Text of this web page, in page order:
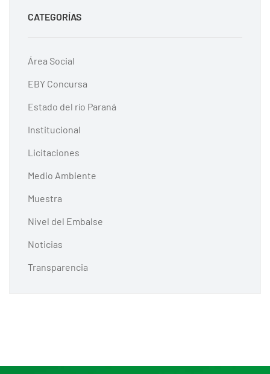
CATEGORÍAS
Área Social
EBY Concursa
Estado del río Paraná
Institucional
Licitaciones
Medio Ambiente
Muestra
Nivel del Embalse
Noticias
Transparencia